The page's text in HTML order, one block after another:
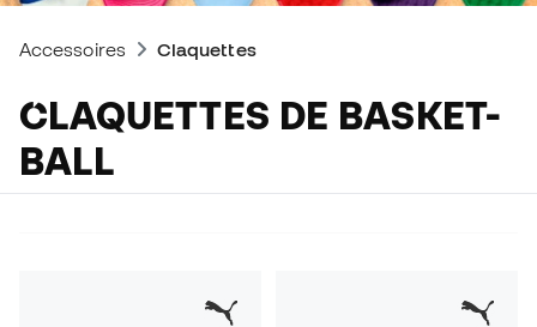
Accessoires Claquettes
CLAQUETTES DE BASKET-
BALL